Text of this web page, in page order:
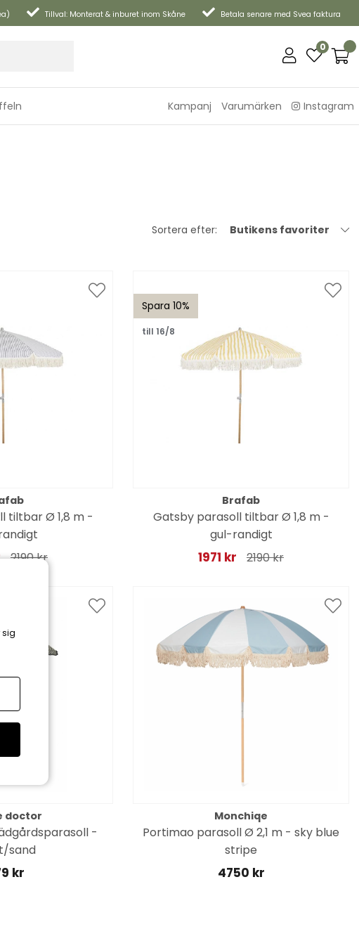
Tillval: Monterat & inburet inom Skåne Betala senare med Svea faktura
0
Kampanj Varumärken Instagram
Sortera efter:
Butikens favoriter
tiltbar Ø 1,8 m -
2190 kr
Spara 10%
till 16/8
Brafab
Gatsby parasoll tiltbar Ø 1,8 m -
gul-randigt
1971 kr 2190 kr
doctor
-
sand
kr
Monchiqe
Portimao parasoll Ø 2,1 m - sky blue
stripe
4750 kr
sig